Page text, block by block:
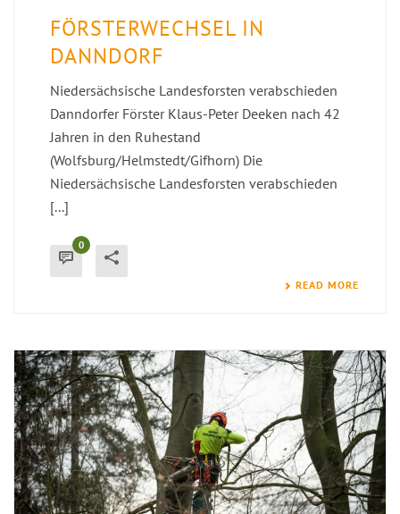
FÖRSTERWECHSEL IN
DANNDORF
Niedersächsische Landesforsten verabschieden
Danndorfer Förster Klaus-Peter Deeken nach 42
Jahren in den Ruhestand
(Wolfsburg/Helmstedt/Gifhorn) Die
Niedersächsische Landesforsten verabschieden
[...]
0
READ MORE